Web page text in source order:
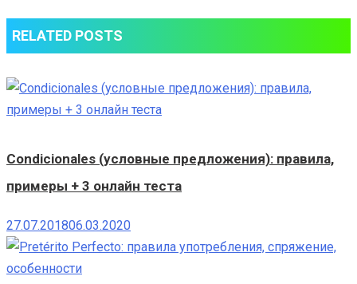
RELATED POSTS
Condicionales (условные предложения): правила,
примеры + 3 онлайн теста
27.07.201806.03.2020